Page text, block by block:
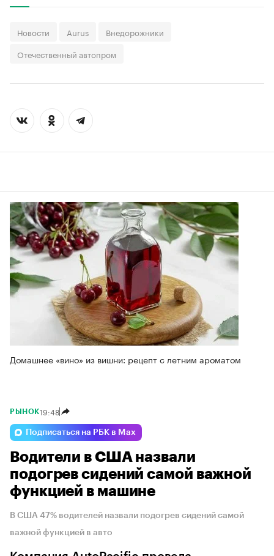
Новости Aurus
Внедорожники
Отечественный автопром
Домашнее «вино» из вишни: рецепт с летним ароматом
РЫНОК19:48
Подписаться на РБК в Max
Водители в США назвали
подогрев сидений самой важной
функцией в машине
В США 47% водителей назвали подогрев сидений самой
важной функцией в авто